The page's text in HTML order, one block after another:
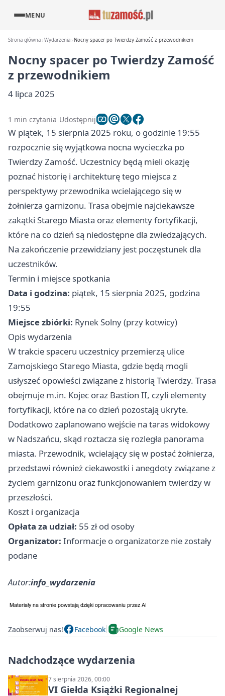
MENU
Strona główna Wydarzenia Nocny spacer po Twierdzy Zamość z przewodnikiem
Nocny spacer po Twierdzy Zamość
z przewodnikiem
4 lipca 2025
1 min czytania Udostępnij
W piątek, 15 sierpnia 2025 roku, o godzinie 19:55
rozpocznie się wyjątkowa nocna wycieczka po
Twierdzy Zamość. Uczestnicy będą mieli okazję
poznać historię i architekturę tego miejsca z
perspektywy przewodnika wcielającego się w
żołnierza garnizonu. Trasa obejmie najciekawsze
zakątki Starego Miasta oraz elementy fortyfikacji,
które na co dzień są niedostępne dla zwiedzających.
Na zakończenie przewidziany jest poczęstunek dla
uczestników.
Termin i miejsce spotkania
Data i godzina: piątek, 15 sierpnia 2025, godzina
19:55
Miejsce zbiórki: Rynek Solny (przy kotwicy)
Opis wydarzenia
W trakcie spaceru uczestnicy przemierzą ulice
Zamojskiego Starego Miasta, gdzie będą mogli
usłyszeć opowieści związane z historią Twierdzy. Trasa
obejmuje m.in. Kojec oraz Bastion II, czyli elementy
fortyfikacji, które na co dzień pozostają ukryte.
Dodatkowo zaplanowano wejście na taras widokowy
w Nadszańcu, skąd roztacza się rozległa panorama
miasta. Przewodnik, wcielający się w postać żołnierza,
przedstawi również ciekawostki i anegdoty związane z
życiem garnizonu oraz funkcjonowaniem twierdzy w
przeszłości.
Koszt i organizacja
Opłata za udział: 55 zł od osoby
Organizator: Informacje o organizatorze nie zostały
podane
Autor:info_wydarzenia
Zaobserwuj nas! Facebook Google News
Nadchodzące wydarzenia
7 sierpnia 2026, 00:00
VI Giełda Książki Regionalnej